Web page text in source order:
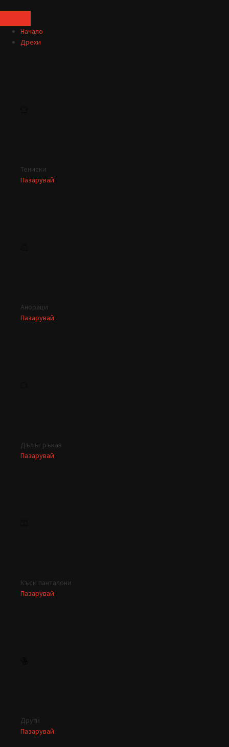
Начало
Дрехи
Тениски
Пазарувай
Анораци
Пазарувай
Дълъг ръкав
Пазарувай
Къси панталони
Пазарувай
Други
Пазарувай